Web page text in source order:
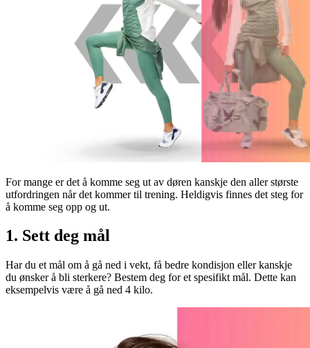
For mange er det å komme seg ut av døren kanskje den aller største
utfordringen når det kommer til trening. Heldigvis finnes det steg for
å komme seg opp og ut.
1. Sett deg mål
Har du et mål om å gå ned i vekt, få bedre kondisjon eller kanskje
du ønsker å bli sterkere? Bestem deg for et spesifikt mål. Dette kan
eksempelvis være å gå ned 4 kilo.